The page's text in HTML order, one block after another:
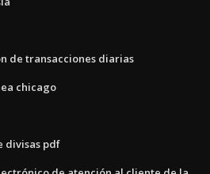
de transacciones diarias
chicago
divisas pdf